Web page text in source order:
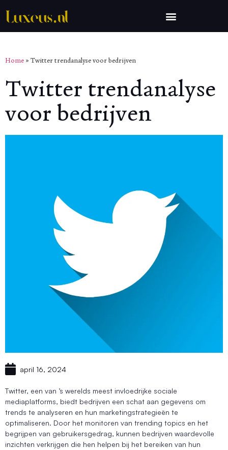
Home » Twitter trendanalyse voor bedrijven
Twitter trendanalyse
voor bedrijven
april 16, 2024
Twitter, een van ’s werelds meest invloedrijke sociale
mediaplatforms, biedt bedrijven een schat aan gegevens om
trends te analyseren en hun marketingstrategieën te
optimaliseren. Door het monitoren van trending topics en het
begrijpen van gebruikersgedrag, kunnen bedrijven waardevolle
inzichten verkrijgen die hen helpen bij het bereiken van hun